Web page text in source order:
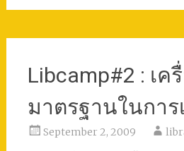
Libcamp#2 : เค
มาตรฐานในกา
September 2, 2009